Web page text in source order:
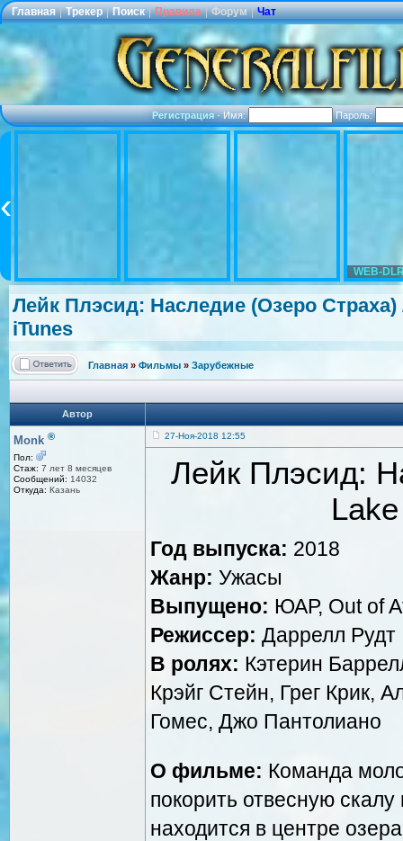
Главная | Трекер | Поиск | Правила | Форум | Чат
Регистрация·Имя: Пароль:
WEB-
Лейк Плэсид: Наследие (Озеро Страха)
iTunes
Главная » Фильмы » Зарубежные
Автор
Monk ®
Пол:
Стаж: 7 лет 8 месяцев
Сообщений: 14032
Откуда: Казань
27-Ноя-2018 12:55
Лейк Плэсид:
Год выпуска: 2018
Жанр: Ужасы
Выпущено: ЮАР, Out of
Режиссер: Даррелл Рудт
В ролях: Кэтерин
Крэйг Стейн, Грег Крик,
Гомес, Джо Пантолиано
О фильме: Команда
покорить отвесную
находится в центре